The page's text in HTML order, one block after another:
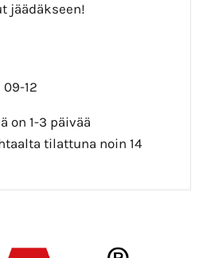
jäädäkseen!
12
on 1-3 päivää
tilattuna noin 14